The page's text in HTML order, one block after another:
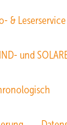
& Leserservice
und